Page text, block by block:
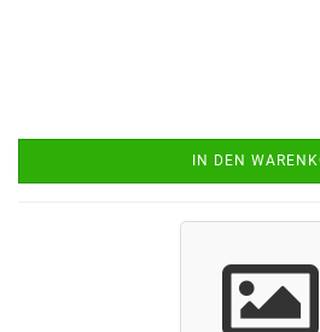
IN DEN